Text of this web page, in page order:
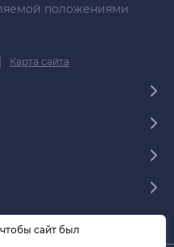
положениями
| Карта сайта
сайт был